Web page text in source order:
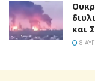
και
8